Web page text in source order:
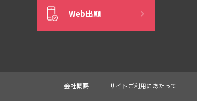
Web出願
会社概要 サイトご利用にあたって